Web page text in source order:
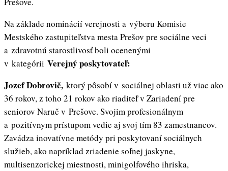
Na základe nominácií verejnosti a výberu Komisie
Mestského zastupiteľstva mesta Prešov pre sociálne veci
a zdravotnú starostlivosť boli ocenenými
v kategórii Verejný poskytovateľ:
Jozef Dobrovič, ktorý pôsobí v sociálnej oblasti už viac ako
36 rokov, z toho 21 rokov ako riaditeľ v Zariadení pre
seniorov Naruč v Prešove. Svojim profesionálnym
a pozitívnym prístupom vedie aj svoj tím 83 zamestnancov.
Zavádza inovatívne metódy pri poskytovaní sociálnych
služieb, ako napríklad zriadenie soľnej jaskyne,
multisenzorickej miestnosti, minigolfového ihriska,